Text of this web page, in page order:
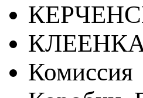
Комиссия